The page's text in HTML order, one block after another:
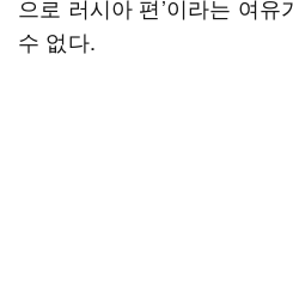
으로 러시아 편’이라는 여
수 없다.